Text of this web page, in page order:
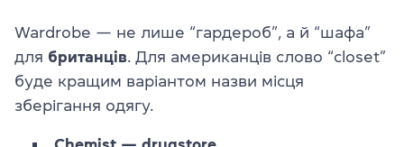
Wardrobe — не лише “гардероб”, а й “шафа”
для британців. Для американців слово “closet”
буде кращим варіантом назви місця
зберігання одягу.